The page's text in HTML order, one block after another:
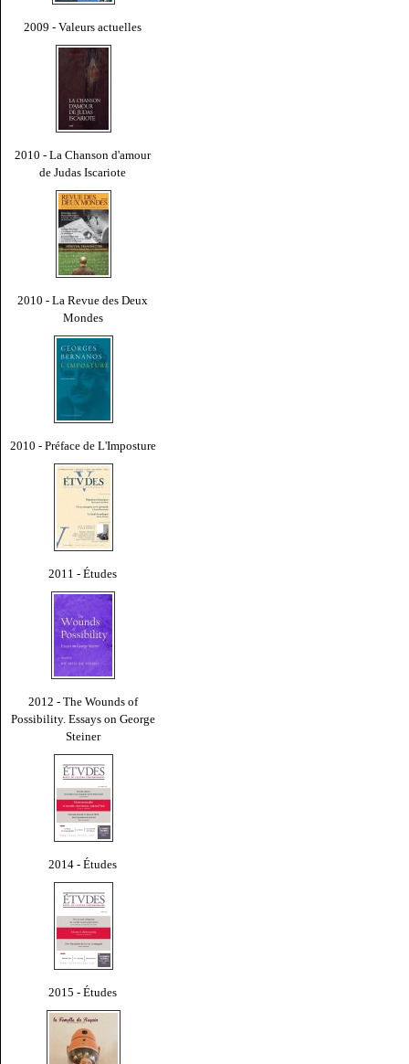
2009 - Valeurs actuelles
2010 - La Chanson d'amour
de Judas Iscariote
2010 - La Revue des Deux
Mondes
2010 - Préface de L'Imposture
2011 - Études
2012 - The Wounds of
Possibility. Essays on George
Steiner
2014 - Études
2015 - Études